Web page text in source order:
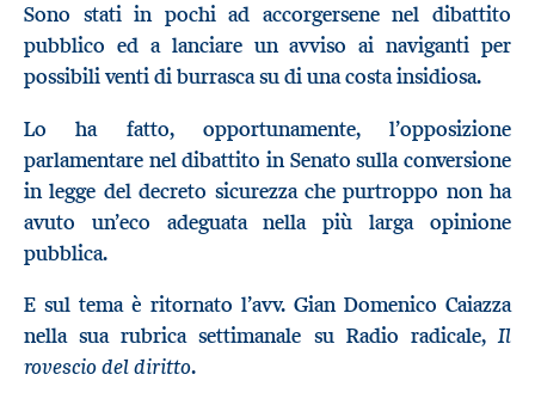
Sono stati in pochi ad accorgersene nel dibattito
pubblico ed a lanciare un avviso ai naviganti per
possibili venti di burrasca su di una costa insidiosa.
Lo ha fatto, opportunamente, l’opposizione
parlamentare nel dibattito in Senato sulla conversione
in legge del decreto sicurezza che purtroppo non ha
avuto un’eco adeguata nella più larga opinione
pubblica.
E sul tema è ritornato l’avv. Gian Domenico Caiazza
nella sua rubrica settimanale su Radio radicale,Il
rovescio del diritto.